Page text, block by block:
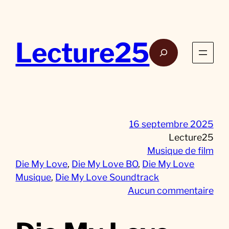
Lecture25Rech
16 septembre 2025
Lecture25
Musique de film
Die My Love, Die My Love BO, Die My Love
Musique, Die My Love Soundtrack
Aucun commentaires